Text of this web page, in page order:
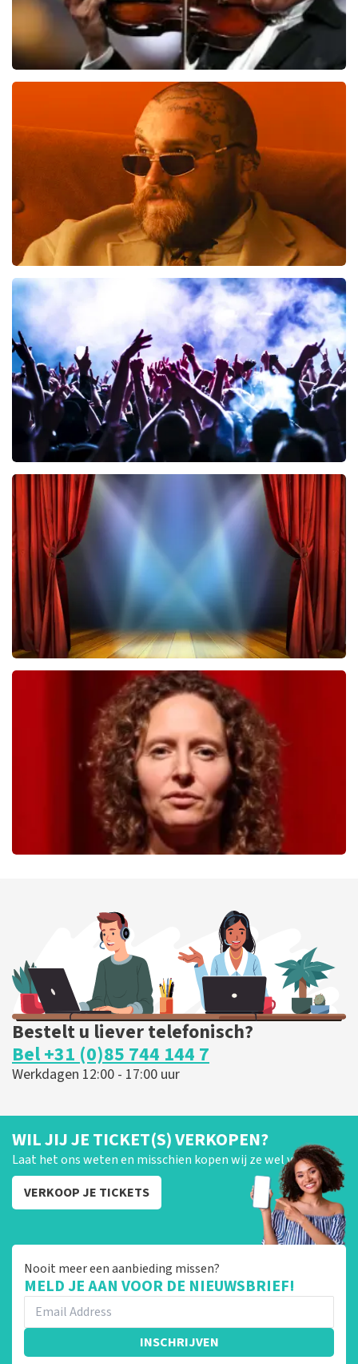
laatste 30 minuten
BESTEL NU
Teddy Swims
BESTEL NU
Megadeth
322 laatste 30 minuten
BESTEL NU
40 45 De Musical
laatste 30 minuten
BESTEL NU
BESTEL NU
Bestelt u liever telefonisch?
Bel +31 (0)85 744 144 7
Werkdagen 12:00 - 17:00 uur
WIL JIJ JE TICKET(S) VERKOPEN?
Laat het ons weten en misschien kopen wij ze wel van je!
VERKOOP JE TICKETS
Nooit meer een aanbieding missen?
MELD JE AAN VOOR DE NIEUWSBRIEF!
INSCHRIJVEN